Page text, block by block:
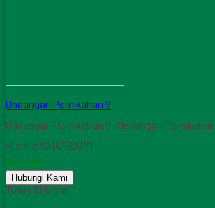
Undangan Pernikahan 9
Undangan Pernikahan 9 Undangan
*Lanjut WHATSAPP
Tersedia
Hubungi Kami
Tutup Sidebar